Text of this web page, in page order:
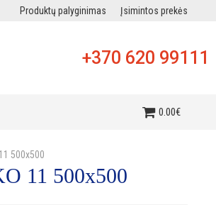
Produktų palyginimas Įsimintos prekės
+370 620 99111
0.00€
500x500
11 500x500